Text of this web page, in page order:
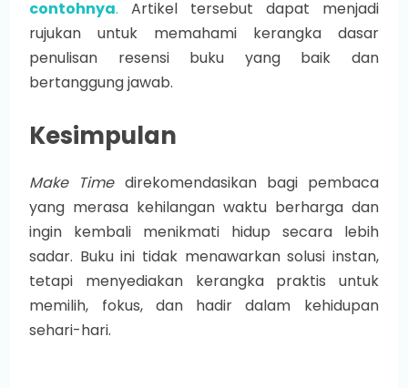
contohnya. Artikel tersebut dapat menjadi
rujukan untuk memahami kerangka dasar
penulisan resensi buku yang baik dan
bertanggung jawab.
Kesimpulan
Make Timedirekomendasikan bagi pembaca
yang merasa kehilangan waktu berharga dan
ingin kembali menikmati hidup secara lebih
sadar. Buku ini tidak menawarkan solusi instan,
tetapi menyediakan kerangka praktis untuk
memilih, fokus, dan hadir dalam kehidupan
sehari-hari.